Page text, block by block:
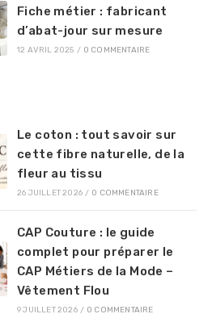
Fiche métier : fabricant
d’abat-jour sur mesure
12 AVRIL 2025 / 0 COMMENTAIRE
Le coton : tout savoir sur
cette fibre naturelle, de la
fleur au tissu
26 JUILLET 2026 / 0 COMMENTAIRE
CAP Couture : le guide
complet pour préparer le
CAP Métiers de la Mode –
Vêtement Flou
9 JUILLET 2026 / 0 COMMENTAIRE